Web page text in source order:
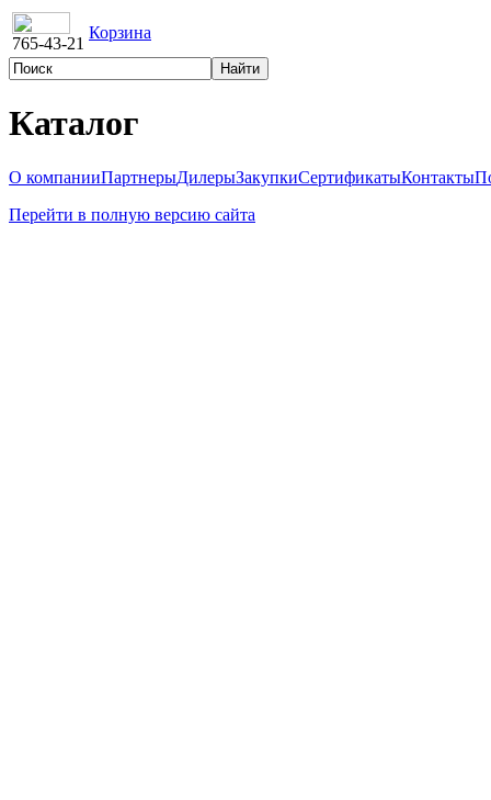
765-43-21
Корзина
Каталог
О компанииПартнерыДилерыЗакупкиСертификатыКонтакты
Перейти в полную версию сайта